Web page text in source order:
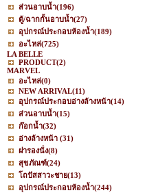
ส่วนอาบน้ำ(196)
ตู้/ฉากกั้นอาบน้ำ(27)
อุปกรณ์ประกอบห้องน้ำ(189)
อะไหล่(725)
LA BELLE
PRODUCT(2)
MARVEL
อะไหล่(0)
NEW ARRIVAL(11)
อุปกรณ์ประกอบอ่างล้างหน้า(14)
ส่วนอาบน้ำ(15)
ก๊อกน้ำ(32)
อ่างล้างหน้า (31)
ฝารองนั่ง(8)
สุขภัณฑ์(24)
โถปัสสาวะชาย(13)
อุปกรณ์ประกอบห้องน้ำ(244)